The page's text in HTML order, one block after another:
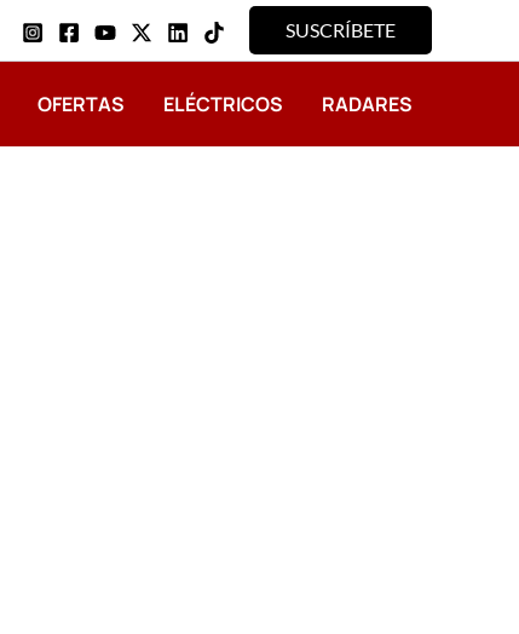
SUSCRÍBETE
OFERTAS ELÉCTRICOS RADARES